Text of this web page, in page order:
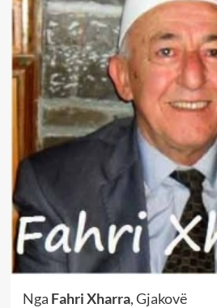
Nga Fahri Xharra, Gjakovë